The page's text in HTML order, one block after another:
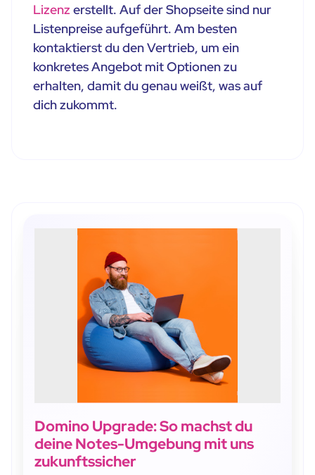
Lizenz erstellt. Auf der Shopseite sind nur
Listenpreise aufgeführt. Am besten
kontaktierst du den Vertrieb, um ein
konkretes Angebot mit Optionen zu
erhalten, damit du genau weißt, was auf
dich zukommt.
Domino Upgrade: So machst du
deine Notes-Umgebung mit uns
zukunftssicher